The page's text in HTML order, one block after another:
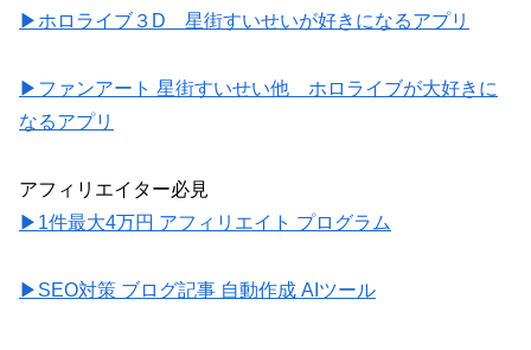
▶ホロライブ３D 星街すいせいが好きになるアプリ
▶ファンアート 星街すいせい他 ホロライブが大好きに
なるアプリ
アフィリエイター必見
▶1件最大4万円 アフィリエイト プログラム
▶SEO対策 ブログ記事 自動作成 AIツール